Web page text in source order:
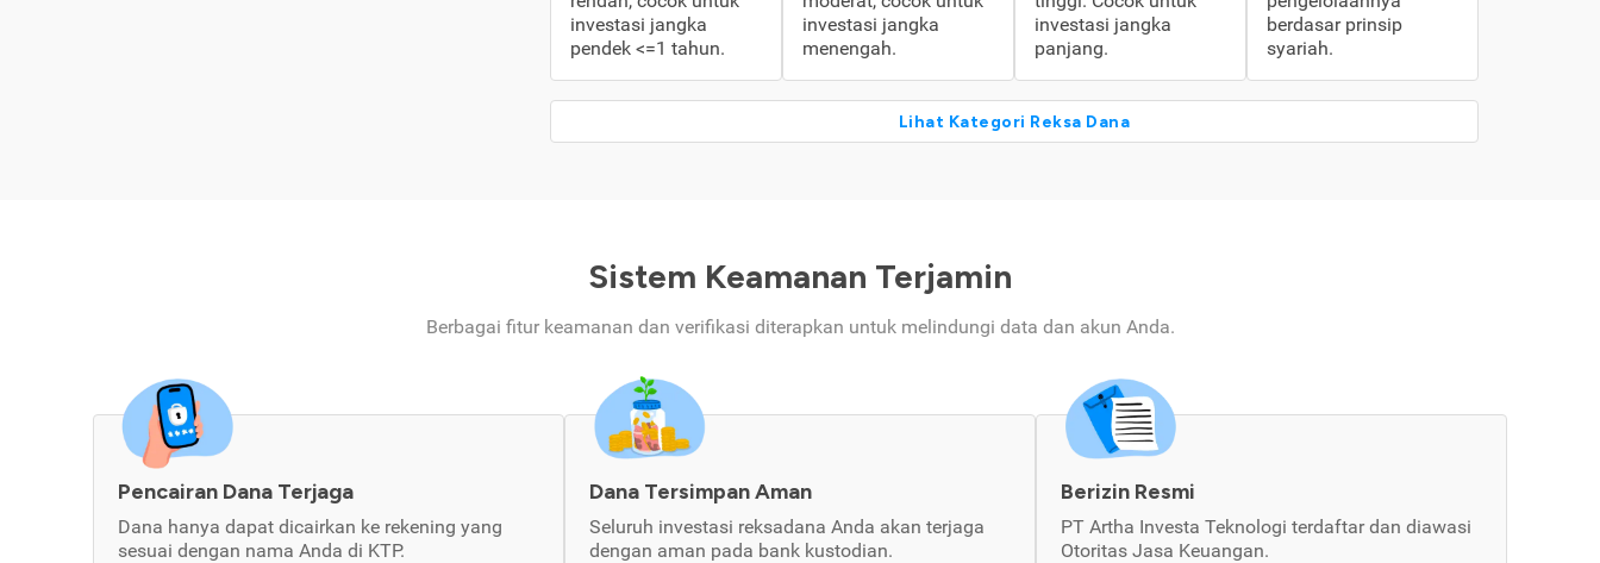
investasi jangka
pendek <=1 tahun.
investasi jangka
menengah.
investasi jangka
panjang.
berdasar prinsip
syariah.
Lihat Kategori Reksa Dana
Sistem Keamanan Terjamin
Berbagai fitur keamanan dan verifikasi diterapkan untuk melindungi data dan akun Anda.
Pencairan Dana Terjaga
Dana hanya dapat dicairkan ke rekening yang
sesuai dengan nama Anda di KTP.
Dana Tersimpan Aman
Seluruh investasi reksadana Anda akan terjaga
dengan aman pada bank kustodian.
Berizin Resmi
PT Artha Investa Teknologi terdaftar dan diawasi
Otoritas Jasa Keuangan.